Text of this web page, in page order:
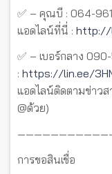
✅ – คุณบี : 064-
แอดไลน์ที่นี่ : http://
✅ – เบอร์กลาง
: https://lin.ee/
แอดไลน์ติดตามข่าว
@ด้วย)
การขอสินเชื่อ